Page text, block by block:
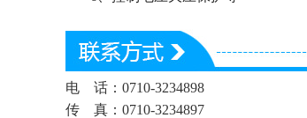
电 话：0710-3234898
传 真：0710-3234897